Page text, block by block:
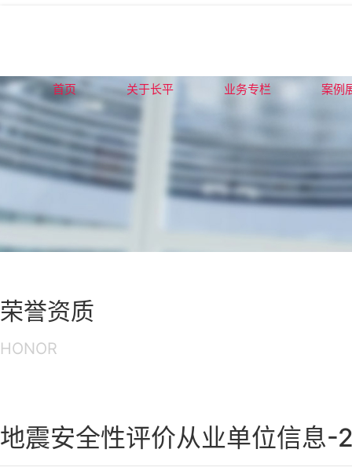
首页 关于长平 业务专栏 案例
荣誉资质
HONOR
地震安全性评价从业单位信息-